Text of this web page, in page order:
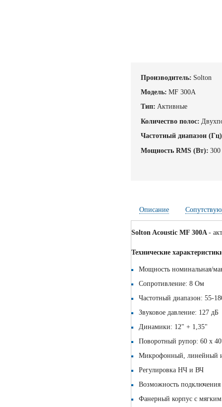
Производитель: Solton
Модель: MF 300A
Тип: Активные
Количество полос:
Частотный диапазон
Мощность RMS (Вт): 300
Описание
Solton Acoustic MF 300A-
Технические
Мощность номинальная/
Сопротивление: 8 Ом
Частотный диапазон: 55-
Звуковое давление: 127 дБ
Динамики: 12" + 1,35"
Поворотный рупор: 60 х
Микрофонный, линейный
Регулировка НЧ и ВЧ
Возможность
Фанерный корпус c